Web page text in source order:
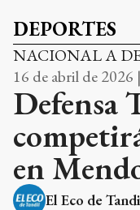
DEPORTES
NACIONAL A
16 de abril de 2026
Defensa
en
El Eco de